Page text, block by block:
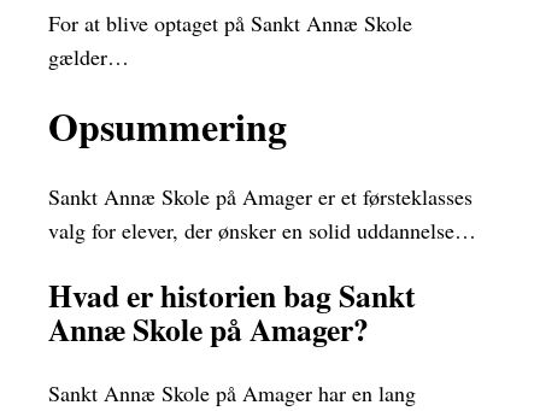
For at blive optaget på Sankt Annæ Skole
gælder…
Opsummering
Sankt Annæ Skole på Amager er et førsteklasses
valg for elever, der ønsker en solid uddannelse…
Hvad er historien bag Sankt
Annæ Skole på Amager?
Sankt Annæ Skole på Amager har en lang